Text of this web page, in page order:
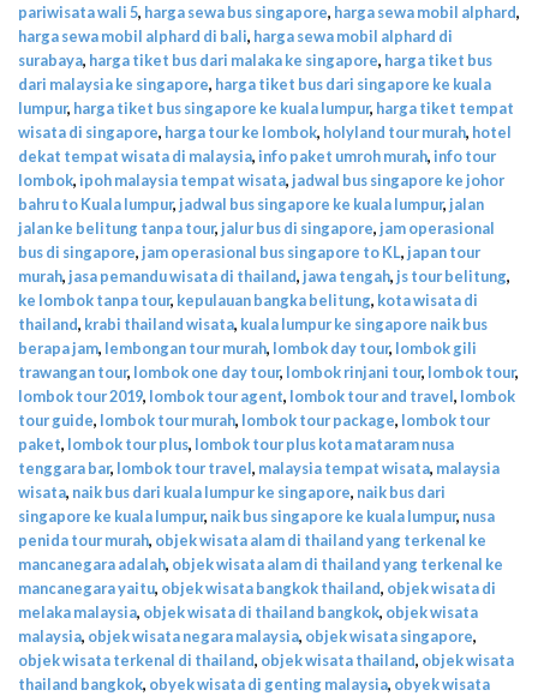
pariwisata wali 5, harga sewa bus singapore, harga sewa mobil alphard,
harga sewa mobil alphard di bali, harga sewa mobil alphard di
surabaya, harga tiket bus dari malaka ke singapore, harga tiket bus
dari malaysia ke singapore, harga tiket bus dari singapore ke kuala
lumpur, harga tiket bus singapore ke kuala lumpur, harga tiket tempat
wisata di singapore, harga tour ke lombok, holyland tour murah, hotel
dekat tempat wisata di malaysia, info paket umroh murah, info tour
lombok, ipoh malaysia tempat wisata, jadwal bus singapore ke johor
bahru to Kuala lumpur, jadwal bus singapore ke kuala lumpur, jalan
jalan ke belitung tanpa tour, jalur bus di singapore, jam operasional
bus di singapore, jam operasional bus singapore to KL, japan tour
murah, jasa pemandu wisata di thailand, jawa tengah, js tour belitung,
ke lombok tanpa tour, kepulauan bangka belitung, kota wisata di
thailand, krabi thailand wisata, kuala lumpur ke singapore naik bus
berapa jam, lembongan tour murah, lombok day tour, lombok gili
trawangan tour, lombok one day tour, lombok rinjani tour, lombok tour,
lombok tour 2019, lombok tour agent, lombok tour and travel, lombok
tour guide, lombok tour murah, lombok tour package, lombok tour
paket, lombok tour plus, lombok tour plus kota mataram nusa
tenggara bar, lombok tour travel, malaysia tempat wisata, malaysia
wisata, naik bus dari kuala lumpur ke singapore, naik bus dari
singapore ke kuala lumpur, naik bus singapore ke kuala lumpur, nusa
penida tour murah, objek wisata alam di thailand yang terkenal ke
mancanegara adalah, objek wisata alam di thailand yang terkenal ke
mancanegara yaitu, objek wisata bangkok thailand, objek wisata di
melaka malaysia, objek wisata di thailand bangkok, objek wisata
malaysia, objek wisata negara malaysia, objek wisata singapore,
objek wisata terkenal di thailand, objek wisata thailand, objek wisata
thailand bangkok, obyek wisata di genting malaysia, obyek wisata